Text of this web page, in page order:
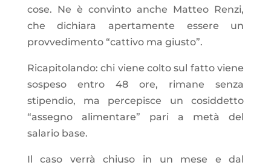
cose. Ne è convinto anche Matteo Renzi,
che dichiara apertamente essere un
provvedimento “cattivo ma giusto”.
Ricapitolando: chi viene colto sul fattoviene
sospeso entro 48 ore, rimane senza
stipendio, ma percepisce un cosiddetto
“assegno alimentare” pari a metà del
salario base.
Il caso verrà chiuso in un mese e dal